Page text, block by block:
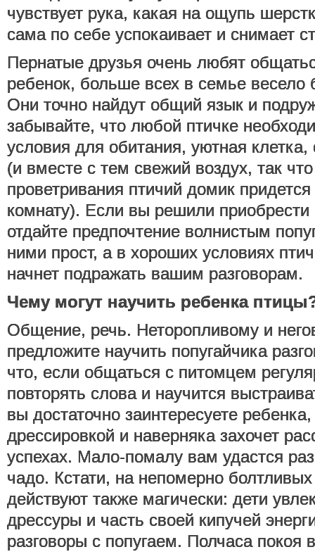
чувствует рука, какая на ощупь
сама по себе успокаивает и снимает
Пернатые друзья очень любят
ребенок, больше всех в семье весело
Они точно найдут общий язык и
забывайте, что любой птичке
условия для обитания, уютная клетка,
(и вместе с тем свежий воздух, так
проветривания птичий домик
комнату). Если вы решили приобрести
отдайте предпочтение волнистым
ними прост, а в хороших условиях
начнет подражать вашим разговорам.
Чему могут научить ребенка
Общение, речь. Неторопливому и
предложите научить попугайчика
что, если общаться с питомцем
повторять слова и научится
вы достаточно заинтересуете
дрессировкой и наверняка захочет
успехах. Мало-помалу вам удастся
чадо. Кстати, на непомерно
действуют также магически: дети
дрессуры и часть своей кипучей
разговоры с попугаем. Полчаса покоя